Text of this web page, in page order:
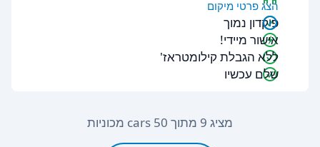
הצג פרטי מיקום
פיקדון נמוך
אישור מיידי!
ללא הגבלת קילומטראז'
שלם עכשיו
מציג 9 מתוך 50 cars מכוניות